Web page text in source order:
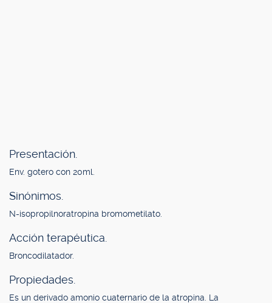
Presentación.
Env. gotero con 20ml.
Sinónimos.
N-isopropilnoratropina bromometilato.
Acción terapéutica.
Broncodilatador.
Propiedades.
Es un derivado amonio cuaternario de la atropina. La